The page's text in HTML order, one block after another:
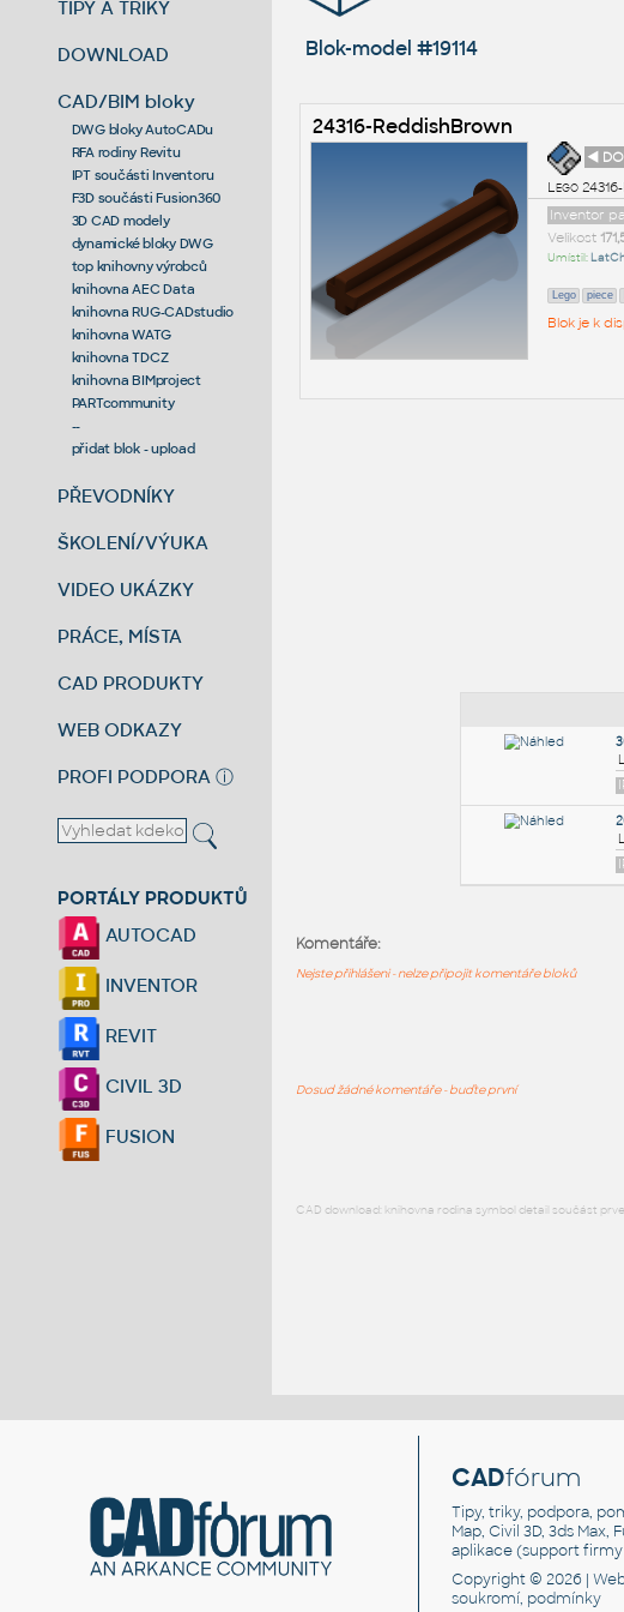
TIPY A TRIKY
DOWNLOAD
CAD/BIM bloky
DWG bloky AutoCADu
RFA rodiny Revitu
IPT součásti Inventoru
F3D součásti Fusion360
3D CAD modely
dynamické bloky DWG
top knihovny výrobců
knihovna AEC Data
knihovna RUG-CADstudio
knihovna WATG
knihovna TDCZ
knihovna BIMproject
PARTcommunity
--
přidat blok - upload
PŘEVODNÍKY
ŠKOLENÍ/VÝUKA
VIDEO UKÁZKY
PRÁCE, MÍSTA
CAD PRODUKTY
WEB ODKAZY
PROFI PODPORA ⓘ
PORTÁLY PRODUKTŮ
AUTOCAD
INVENTOR
REVIT
CIVIL 3D
FUSION
Blok-model #19114
24316-ReddishBrown
◄
Lego
Inventor
Velikost
Umístil:
Lego piece
Blok je k
Komentáře:
Nejste přihlášeni - nelze připojit komentáře bloků
Dosud žádné komentáře - buďte první
CAD download: knihovna rodina symbol detail součást
CADfórum
Tipy, triky, podpora,
Map, Civil 3D, 3ds Max,
aplikace (support firmy
Copyright © 2026 |
soukromí, podmínky